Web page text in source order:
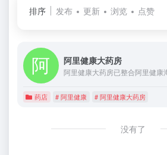
排序 发布 更新 浏览 点赞
阿里健康大药房
药店 # 阿里健康 # 阿里健康大药房
没有了